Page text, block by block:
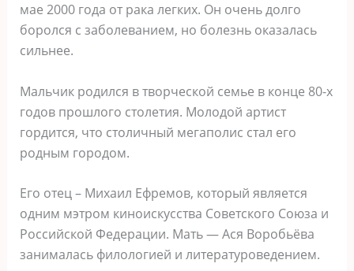
мае 2000 года от рака легких. Он очень долго
боролся с заболеванием, но болезнь оказалась
сильнее.
Мальчик родился в творческой семье в конце 80-х
годов прошлого столетия. Молодой артист
гордится, что столичный мегаполис стал его
родным городом.
Его отец – Михаил Ефремов, который является
одним мэтром киноискусства Советского Союза и
Российской Федерации. Мать — Ася Воробьёва
занималась филологией и литературоведением.